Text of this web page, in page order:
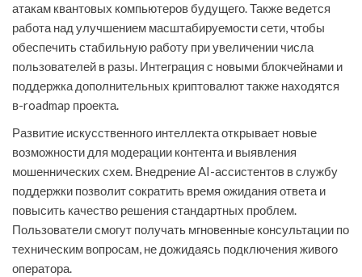
атакам квантовых компьютеров будущего. Также ведется
работа над улучшением масштабируемости сети, чтобы
обеспечить стабильную работу при увеличении числа
пользователей в разы. Интеграция с новыми блокчейнами и
поддержка дополнительных криптовалют также находятся
в-roadmap проекта.
Развитие искусственного интеллекта открывает новые
возможности для модерации контента и выявления
мошеннических схем. Внедрение AI-ассистентов в службу
поддержки позволит сократить время ожидания ответа и
повысить качество решения стандартных проблем.
Пользователи смогут получать мгновенные консультации по
техническим вопросам, не дожидаясь подключения живого
оператора.